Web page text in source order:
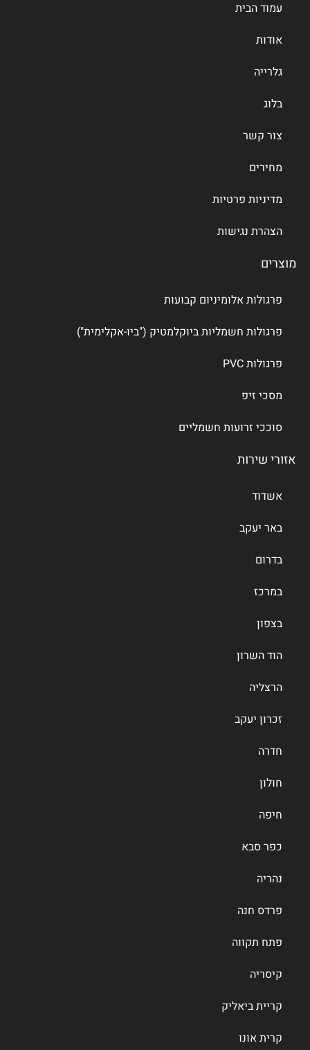
עמוד הבית
אודות
גלרייה
בלוג
צור קשר
מחירים
מדיניות פרטיות
הצהרת נגישות
מוצרים
פרגולות אלומיניום קבועות
פרגולות חשמליות ביוקלמטיק ("ביו-אקלימית")
פרגולות PVC
מסכי זיפ
סוככי זרועות חשמליים
אזורי שירות
אשדוד
באר יעקב
בדרום
במרכז
בצפון
הוד השרון
הרצליה
זכרון יעקב
חדרה
חולון
חיפה
כפר סבא
נהריה
פרדס חנה
פתח תקווה
קיסריה
קריית ביאליק
קרית אונו